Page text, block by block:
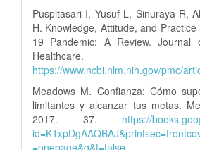
Puspitasari I, Yusuf L, Sinuraya R,
H. Knowledge, Attitude, and
19 Pandemic: A Review. Journal
Healthcare.
https://www.ncbi.nlm.nih.gov/pmc/
Meadows M. Confianza: Cómo
limitantes y alcanzar tus metas.
2017. 37. https://
=onepage&q&f=false